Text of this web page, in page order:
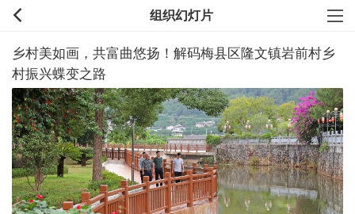
组织幻灯片
乡村美如画，共富曲悠扬！解码梅县区隆文镇岩前村乡
村振兴蝶变之路